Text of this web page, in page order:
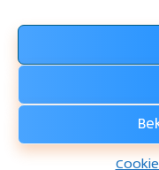
Lees alles over het
©